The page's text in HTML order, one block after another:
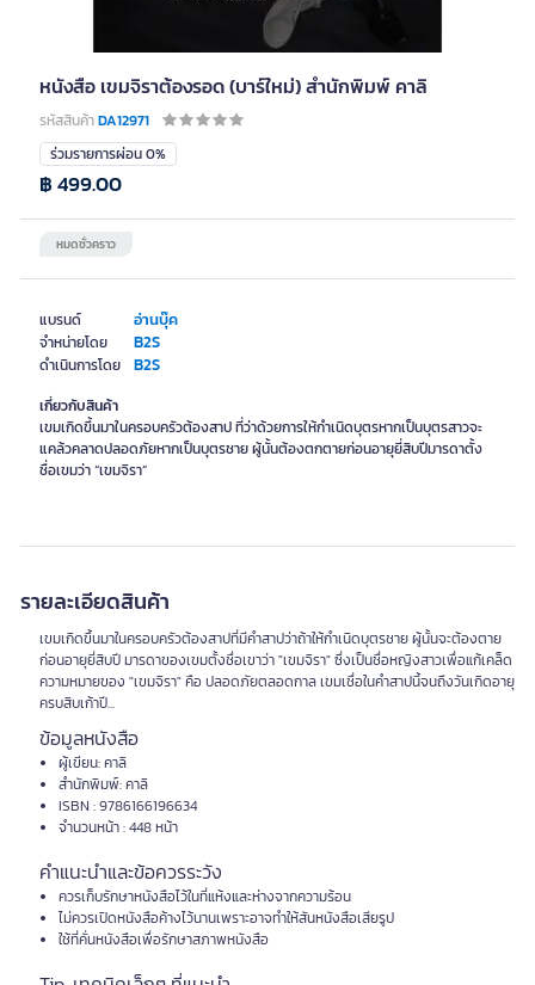
หนังสือ เขมจิราต้องรอด (บาร์ใหม่) สำนักพิมพ์ คาลิ
รหัสสินค้าDA12971
แบรนด์ อ่านบุ๊ค
จำหน่ายโดย B2S
ดำเนินการโดย B2S
ร่วมรายการผ่อน 0%
หมดชั่วคราว
฿ 499.00
เกี่ยวกับสินค้า
เขมเกิดขึ้นมาในครอบครัวต้องสาป ที่ว่าด้วยการให้กำเนิดบุตรหากเป็นบุตรสาวจะ
แคล้วคลาดปลอดภัยหากเป็นบุตรชาย ผู้นั้นต้องตกตายก่อนอายุยี่สิบปีมารดาตั้ง
ชื่อเขมว่า “เขมจิรา”
รายละเอียดสินค้า
เขมเกิดขึ้นมาในครอบครัวต้องสาปที่มีคำสาปว่าถ้าให้กำเนิดบุตรชาย ผู้นั้นจะต้องตาย
ก่อนอายุยี่สิบปี มารดาของเขมตั้งชื่อเขาว่า "เขมจิรา" ซึ่งเป็นชื่อหญิงสาวเพื่อแก้เคล็ด
ความหมายของ "เขมจิรา" คือ ปลอดภัยตลอดกาล เขมเชื่อในคำสาปนี้จนถึงวันเกิดอายุ
ครบสิบเก้าปี...
ข้อมูลหนังสือ
ผู้เขียน: คาลิ
สำนักพิมพ์: คาลิ
ISBN : 9786166196634
จำนวนหน้า : 448 หน้า
คำแนะนำและข้อควรระวัง
ควรเก็บรักษาหนังสือไว้ในที่แห้งและห่างจากความร้อน
ไม่ควรเปิดหนังสือค้างไว้นานเพราะอาจทำให้สันหนังสือเสียรูป
ใช้ที่คั่นหนังสือเพื่อรักษาสภาพหนังสือ